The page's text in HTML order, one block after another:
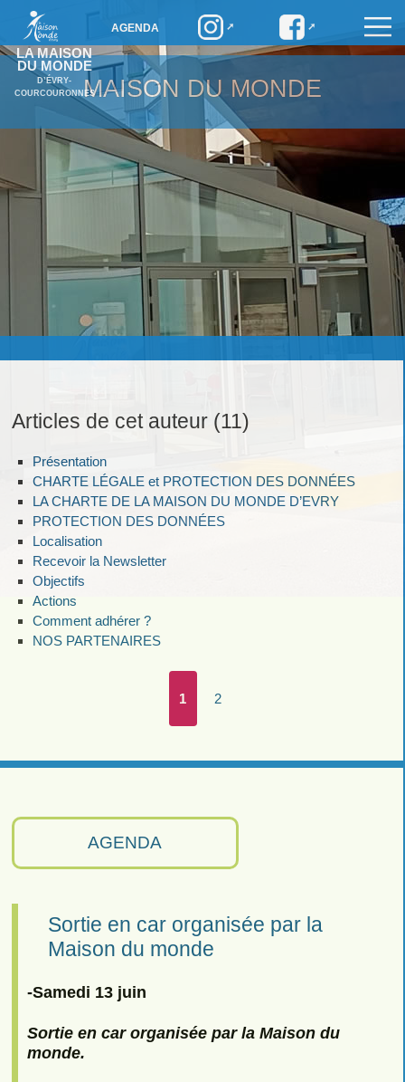
LA MAISON
DU MONDE
D’ÉVRY-
COURCOURONNES
AGENDA
MAISON DU MONDE
AGENDA
Sortie en car organisée par la
Maison du monde
-Samedi 13 juin
Sortie en car organisée par la Maison du
monde.
Articles de cet auteur (11)
Présentation
CHARTE LÉGALE et PROTECTION DES DONNÉES
LA CHARTE DE LA MAISON DU MONDE D’EVRY
PROTECTION DES DONNÉES
Localisation
Recevoir la Newsletter
Objectifs
Actions
Comment adhérer ?
NOS PARTENAIRES
1 2